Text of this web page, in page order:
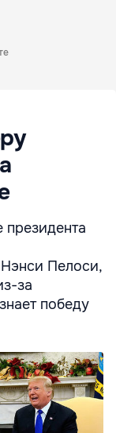
президента
Пелоси,
за
победу